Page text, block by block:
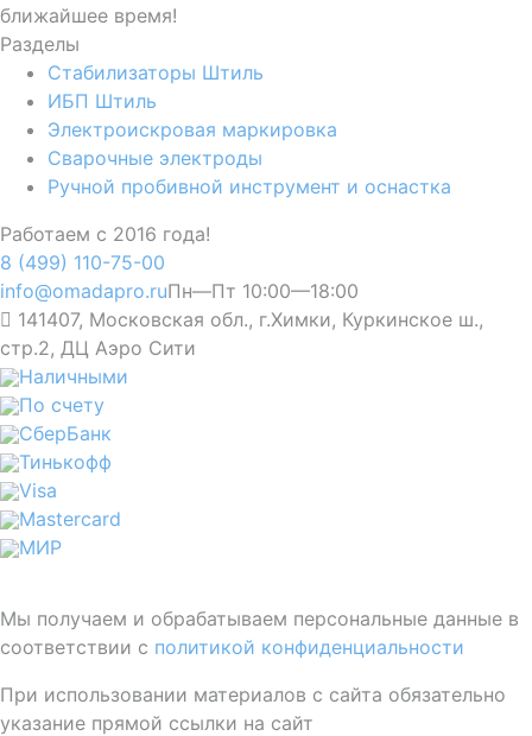
ближайшее время!
Разделы
Стабилизаторы Штиль
ИБП Штиль
Электроискровая маркировка
Сварочные электроды
Ручной пробивной инструмент и оснастка
Работаем с 2016 года!
8 (499) 110-75-00
info@omadapro.ruПн—Пт 10:00—18:00
141407, Московская обл., г.Химки, Куркинское ш.,
стр.2, ДЦ Аэро Сити
Наличными
По счету
СберБанк
Тинькофф
Visa
Mastercard
МИР
Мы получаем и обрабатываем персональные данные в
соответствии с политикой конфиденциальности
При использовании материалов с сайта обязательно
указание прямой ссылки на сайт